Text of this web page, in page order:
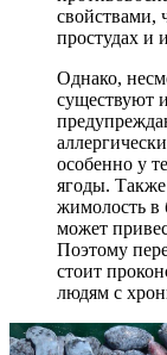
свойствами,
простудах и
Однако,
существуют
особенно у
ягоды. Также
жимолость в
может
Поэтому
стоит
людям с